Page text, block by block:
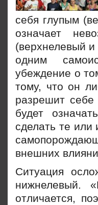
себя глупым
означает
(верхнелевый
одним
убеждение о
тому, что он
разрешит
будет
сделать те
внешних
Ситуация
нижнелевый.
отличается,